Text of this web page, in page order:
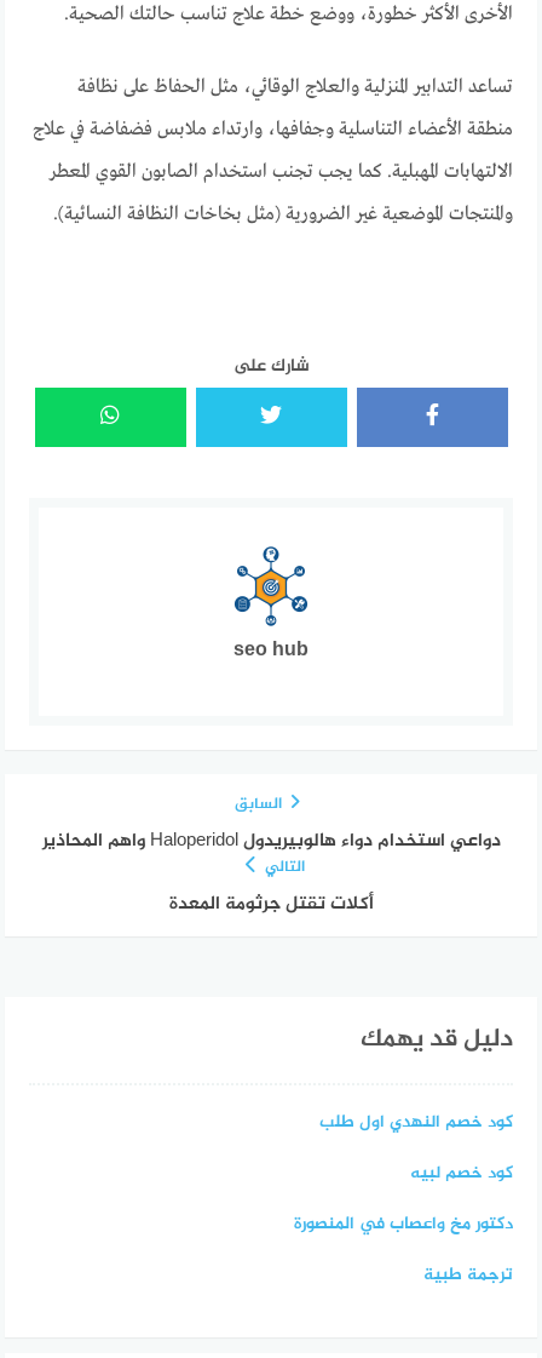
الأخرى الأكثر خطورة، ووضع خطة علاج تناسب حالتك الصحية.
تساعد التدابير المنزلية والعلاج الوقائي، مثل الحفاظ على نظافة
منطقة الأعضاء التناسلية وجفافها، وارتداء ملابس فضفاضة في علاج
الالتهابات المهبلية. كما يجب تجنب استخدام الصابون القوي المعطر
والمنتجات الموضعية غير الضرورية (مثل بخاخات النظافة النسائية).
شارك على
seo hub
السابق
دواعي استخدام دواء هالوبيريدول Haloperidol واهم المحاذير
التالي
أكلات تقتل جرثومة المعدة
دليل قد يهمك
كود خصم النهدي اول طلب
كود خصم لبيه
دكتور مخ واعصاب في المنصورة
ترجمة طبية